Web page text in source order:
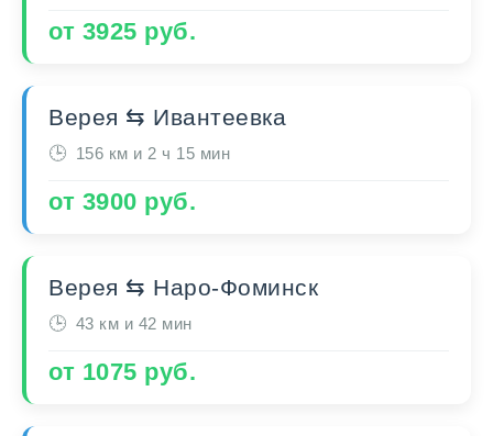
от 3925 руб.
Верея ⇆ Ивантеевка
156 км и 2 ч 15 мин
от 3900 руб.
Верея ⇆ Наро-Фоминск
43 км и 42 мин
от 1075 руб.